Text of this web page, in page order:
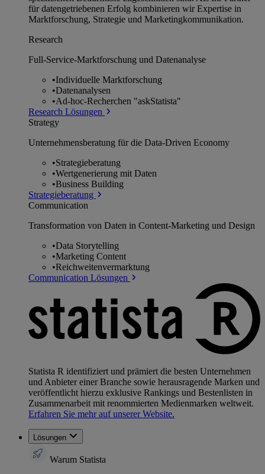
für datengetriebenen Erfolg kombinieren wir Expertise in
Marktforschung, Strategie und Marketingkommunikation.
Research
Full-Service-Marktforschung und Datenanalyse
•Individuelle Marktforschung
•Datenanalysen
•Ad-hoc-Recherchen "askStatista"
Research Lösungen
Strategy
Unternehmens­beratung für die Data-Driven Economy
•Strategieberatung
•Wertgenerierung mit Daten
•Business Building
Strategieberatung
Communication
Transformation von Daten in Content-Marketing und Design
•Data Storytelling
•Marketing Content
•Reichweitenvermarktung
Communication Lösungen
Statista R identifiziert und prämiert die besten Unternehmen
und Anbieter einer Branche sowie herausragende Marken und
veröffentlicht hierzu exklusive Rankings und Bestenlisten in
Zusammenarbeit mit renommierten Medienmarken weltweit.
Erfahren Sie mehr auf unserer Website.
Lösungen
Warum Statista